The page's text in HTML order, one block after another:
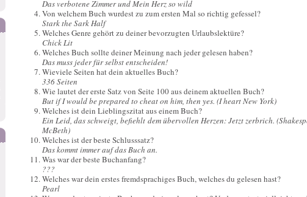
Das verbotene Zimmer und Mein Herz so wild
Von welchem Buch wurdest zu zum ersten Mal so richtig gefessel?
Stark the Sark Half
Welches Genre gehört zu deiner bevorzugten Urlaubslektüre?
Chick Lit
Welches Buch sollte deiner Meinung nach jeder gelesen haben?
Das muss jeder für selbst entscheiden!
Wieviele Seiten hat dein aktuelles Buch?
336 Seiten
Wie lautet der erste Satz von Seite 100 aus deinem aktuellen Buch?
But if I would be prepared to cheat on him, then yes. (I heart New York)
Welches ist dein Lieblingszitat aus einem Buch?
Ein Leid, das schweigt, befiehlt dem übervollen Herzen: Jetzt zerbrich.
McBeth)
Welches ist der beste Schlusssatz?
Das kommt immer auf das Buch an.
Was war der beste Buchanfang?
???
Welches war dein erstes fremdsprachiges Buch, welches du gelesen hast?
Pearl